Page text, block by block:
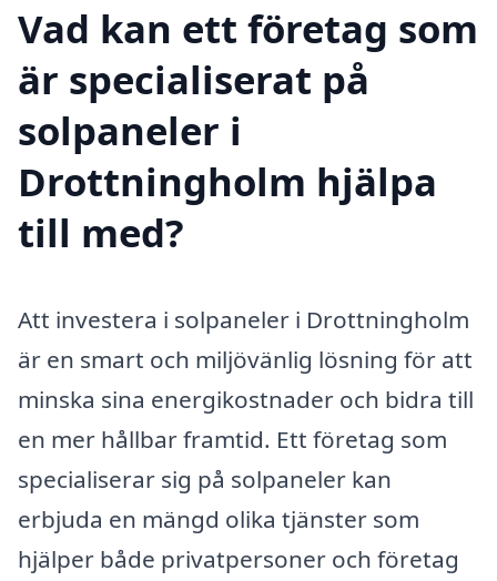
Vad kan ett företag som
är specialiserat på
solpaneler i
Drottningholm hjälpa
till med?
Att investera i solpaneler i Drottningholm
är en smart och miljövänlig lösning för att
minska sina energikostnader och bidra till
en mer hållbar framtid. Ett företag som
specialiserar sig på solpaneler kan
erbjuda en mängd olika tjänster som
hjälper både privatpersoner och företag